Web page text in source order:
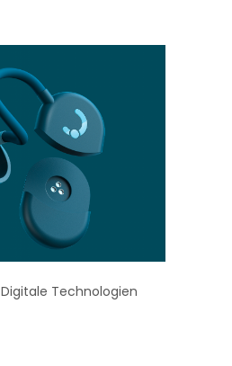
Digitale Technologien